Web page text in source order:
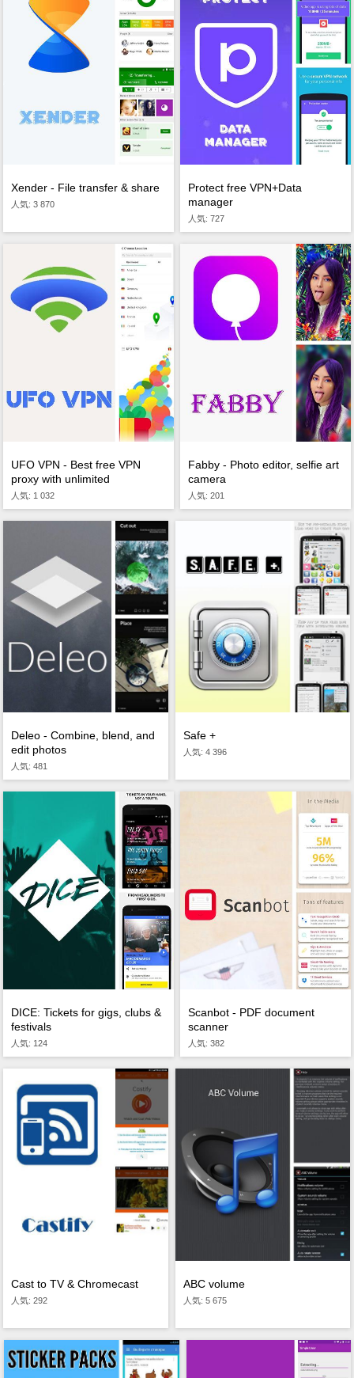
Xender - File transfer & share
人気: 3 870
Protect free VPN+Data
manager
人気: 727
UFO VPN - Best free VPN
proxy with unlimited
人気: 1 032
Fabby - Photo editor, selfie art
camera
人気: 201
Deleo - Combine, blend, and
edit photos
人気: 481
Safe +
人気: 4 396
DICE: Tickets for gigs, clubs &
festivals
人気: 124
Scanbot - PDF document
scanner
人気: 382
Cast to TV & Chromecast
人気: 292
ABC volume
人気: 5 675